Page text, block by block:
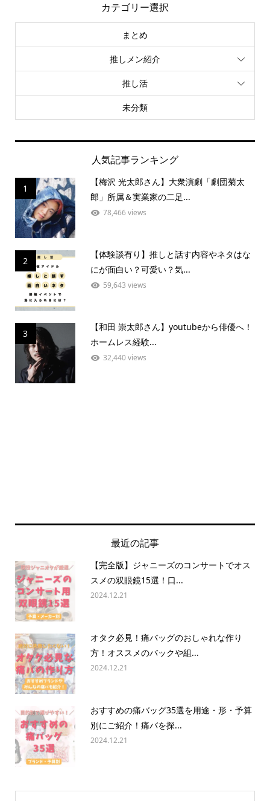
カテゴリー選択
まとめ
推しメン紹介
推し活
未分類
人気記事ランキング
1
【梅沢 光太郎さん】大衆演劇「劇団菊太
郎」所属＆実業家の二足...
78,466 views
2
【体験談有り】推しと話す内容やネタはな
にが面白い？可愛い？気...
59,643 views
3
【和田 崇太郎さん】youtubeから俳優へ！
ホームレス経験...
32,440 views
最近の記事
【完全版】ジャニーズのコンサートでオス
スメの双眼鏡15選！口...
2024.12.21
オタク必見！痛バッグのおしゃれな作り
方！オススメのバックや組...
2024.12.21
おすすめの痛バッグ35選を用途・形・予算
別にご紹介！痛バを探...
2024.12.21